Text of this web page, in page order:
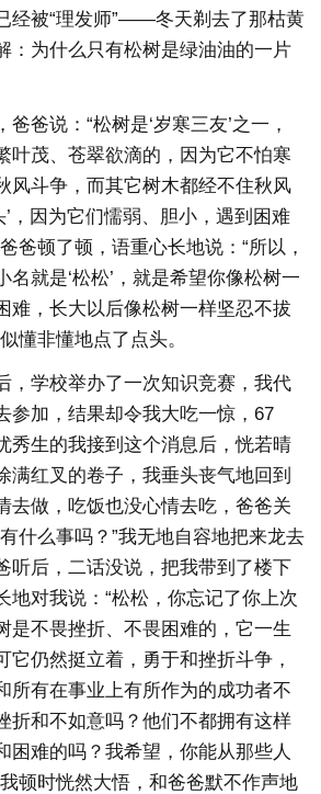
经被“理发师”——冬天剃去了那枯黄
：为什么只有松树是绿油油的一片
爸说：“松树是‘岁寒三友’之一，
叶茂、苍翠欲滴的，因为它不怕寒
风斗争，而其它树木都经不住秋风
’，因为它们懦弱、胆小，遇到困难
顿了顿，语重心长地说：“所以，
名就是‘松松’，就是希望你像松树一
难，长大以后像松树一样坚忍不拔
懂非懂地点了点头。
，学校举办了一次知识竞赛，我代
参加，结果却令我大吃一惊，67
秀生的我接到这个消息后，恍若晴
满红叉的卷子，我垂头丧气地回到
去做，吃饭也没心情去吃，爸爸关
什么事吗？”我无地自容地把来龙去
听后，二话没说，把我带到了楼下
地对我说：“松松，你忘记了你上次
是不畏挫折、不畏困难的，它一生
它仍然挺立着，勇于和挫折斗争，
所有在事业上有所作为的成功者不
折和不如意吗？他们不都拥有这样
困难的吗？我希望，你能从那些人
顿时恍然大悟，和爸爸默不作声地